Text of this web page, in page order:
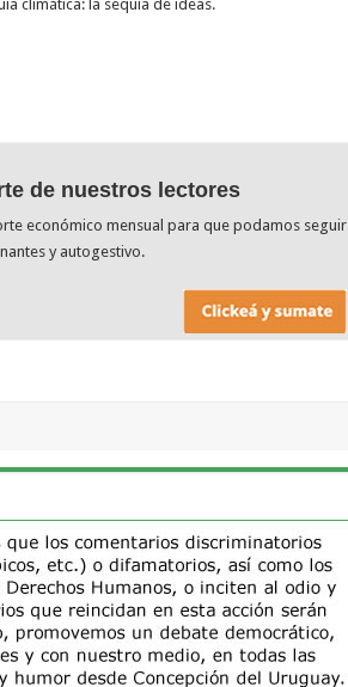
climática: la sequía de ideas.
de nuestros lectores
económico mensual para que podamos seguir
y autogestivo.